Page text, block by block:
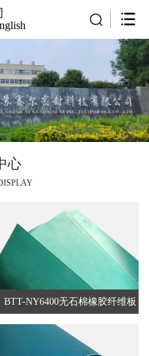
心
BTT-NY6400无石棉橡胶纤维板